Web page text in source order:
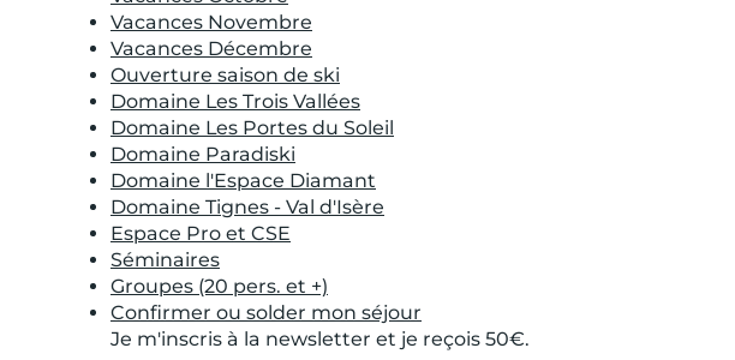
Vacances Novembre
Vacances Décembre
Ouverture saison de ski
Domaine Les Trois Vallées
Domaine Les Portes du Soleil
Domaine Paradiski
Domaine l'Espace Diamant
Domaine Tignes - Val d'Isère
Espace Pro et CSE
Séminaires
Groupes (20 pers. et +)
Confirmer ou solder mon séjour
Je m'inscris à la newsletter et je reçois 50€.